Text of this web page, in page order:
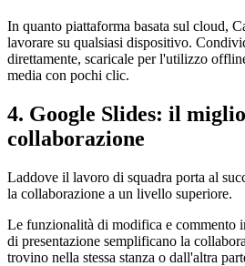
In quanto piattaforma basata sul cloud,
lavorare su qualsiasi dispositivo.
direttamente, scaricale per l'utilizzo
media con pochi clic.
4. Google Slides: il
collaborazione
Laddove il lavoro di squadra porta al
la collaborazione a un livello superiore.
Le funzionalità di modifica e commento
di presentazione semplificano la
trovino nella stessa stanza o dall'altra